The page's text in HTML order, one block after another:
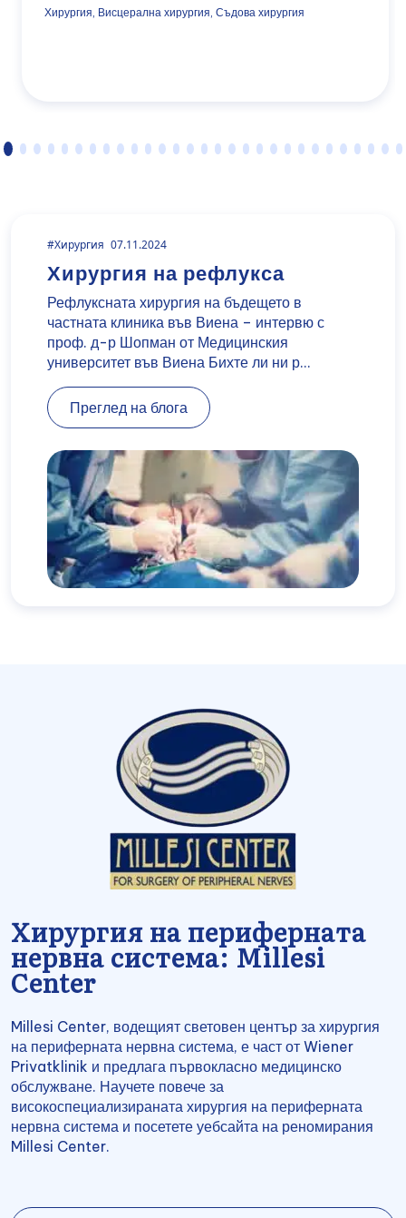
Хирургия, Висцерална хирургия, Съдова хирургия
#Xирургия 07.11.2024
Хирургия на рефлукса
Рефлуксната хирургия на бъдещето в
частната клиника във Виена – интервю с
проф. д-р Шопман от Медицинския
университет във Виена Бихте ли ни р…
Преглед на блога
Хирургия на периферната
нервна система: Millesi
Center
Millesi Center, водещият световен център за хирургия
на периферната нервна система, е част от Wiener
Privatklinik и предлага първокласно медицинско
обслужване. Научете повече за
високоспециализираната хирургия на периферната
нервна система и посетете уебсайта на реномирания
Millesi Center.